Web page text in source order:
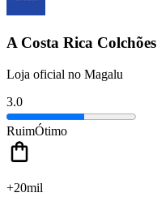
A Costa Rica Colchões
Loja oficial no Magalu
3.0
RuimÓtimo
+20mil